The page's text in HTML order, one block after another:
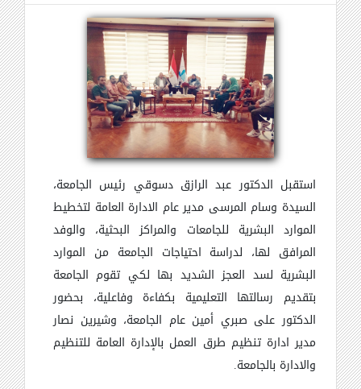
استقبل الدكتور عبد الرازق دسوقي رئيس الجامعة،
السيدة وسام المرسى مدير عام الادارة العامة لتخطيط
الموارد البشرية للجامعات والمراكز البحثية، والوفد
المرافق لها، لدراسة احتياجات الجامعة من الموارد
البشرية لسد العجز الشديد بها لكي تقوم الجامعة
بتقديم رسالتها التعليمية بكفاءة وفاعلية، بحضور
الدكتور على صبري أمين عام الجامعة، وشيرين نصار
مدير ادارة تنظيم طرق العمل بالإدارة العامة للتنظيم
والادارة بالجامعة.